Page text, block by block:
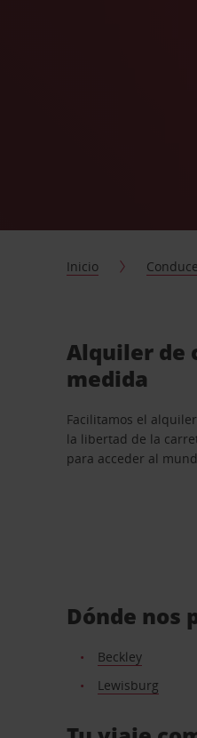
Inicio
Alquiler de
medida
Facilitamos el
la libertad de la
para acceder al
Dónde nos
Beckley
Lewisburg